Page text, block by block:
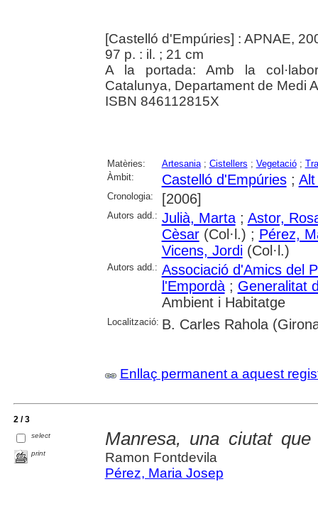
[Castelló d'Empúries] : APNAE,
97 p. : il. ; 21 cm
A la portada: Amb la
Catalunya, Departament de Medi
ISBN 846112815X
Matèries: Artesania; Cistellers ; Vegetació;
Àmbit:
Castelló d'Empúries;
Cronologia: [2006]
Autors add.: Julià, Marta; Astor,
Cèsar(Col·l.) ; Pérez,
Vicens, Jordi(Col·l.)
Autors add.: Associació d'Amics del
l'Empordà; Generalitat
Ambient i Habitatge
Localització: B. Carles Rahola
Enllaç permanent a aquest
2 / 3
select
print
Manresa, una ciutat
Ramon Fontdevila
Pérez, Maria Josep